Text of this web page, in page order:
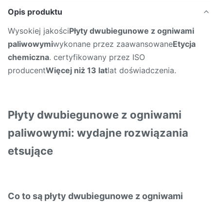
Opis produktu
Wysokiej jakościPłyty dwubiegunowe z ogniwami
paliwowymiwykonane przez zaawansowaneEtycja
chemiczna. certyfikowany przez ISO
producentWięcej niż 13 latlat doświadczenia.
Płyty dwubiegunowe z ogniwami
paliwowymi: wydajne rozwiązania
etsujące
Co to są płyty dwubiegunowe z ogniwami